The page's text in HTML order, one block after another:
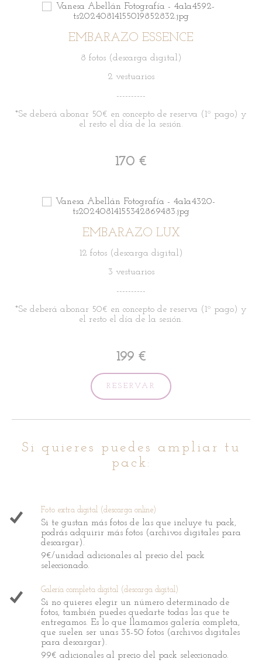
EMBARAZO ESSENCE
8 fotos (descarga digital)
2 vestuarios
----------
*Se deberá abonar 50€ en concepto de reserva (1º pago) y
el resto el día de la sesión.
170 €
EMBARAZO LUX
12 fotos (descarga digital)
3 vestuarios
----------
*Se deberá abonar 50€ en concepto de reserva (1º pago) y
el resto el día de la sesión.
199 €
RESERVAR
Si quieres puedes ampliar tu
pack:
Foto extra digital (descarga online)
Si te gustan más fotos de las que incluye tu pack,
podrás adquirir más fotos (archivos digitales para
descargar).
9€/unidad adicionales al precio del pack
seleccionado.
Galería completa digital (descarga digital)
Si no quieres elegir un número determinado de
fotos, también puedes quedarte todas las que te
entregamos. Es lo que llamamos galería completa,
que suelen ser unas 35-50 fotos (archivos digitales
para descargar).
99€ adicionales al precio del pack seleccionado.